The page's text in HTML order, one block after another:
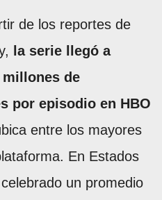
de los reportes de
la serie llegó a
millones de
por episodio en HBO
entre los mayores
En Estados
un promedio